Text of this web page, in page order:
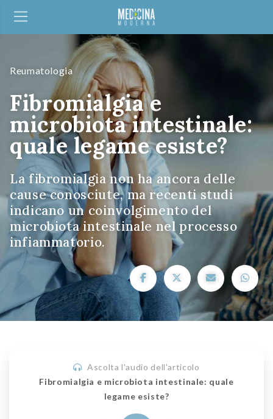
Reumatologia
Fibromialgia e
microbiota intestinale:
quale legame esiste?
La fibromialgia non ha ancora delle
cause conosciute, ma recenti studi
indicano un coinvolgimento del
microbiota intestinale nel processo
infiammatorio.
Ascolta l'audio dell'articolo
Fibromialgia e microbiota intestinale: quale
legame esiste?